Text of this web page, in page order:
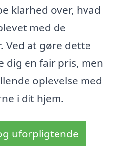
klarhed over, hvad
med de
Ved at gøre dette
dig en fair pris, men
oplevelse med
i dit hjem.
uforpligtende